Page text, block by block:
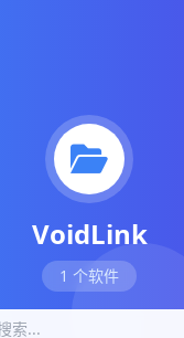
VoidLink
1 个软件